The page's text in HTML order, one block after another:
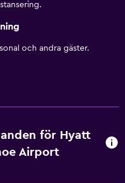
och andra gäster.
för Hyatt
Airport